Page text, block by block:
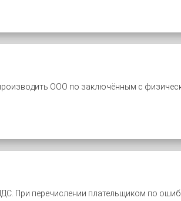
ООО по заключённым с
При перечислении плательщиком по